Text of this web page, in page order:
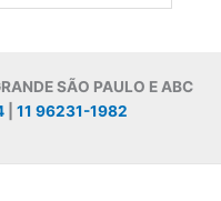
SÃO PAULO E ABC
11 96231-1982